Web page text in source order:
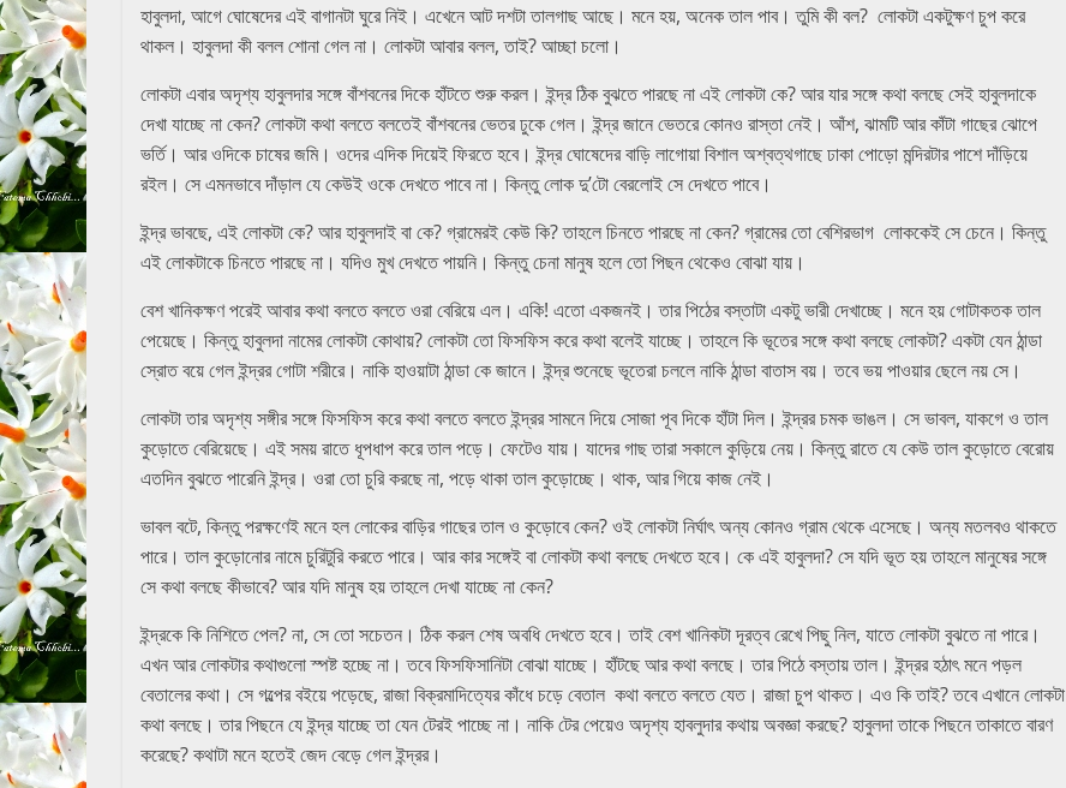
হাবুলদা, আগে ঘোষেদের এই বাগানটা ঘুরে নিই। এখেনে আট দশটা তালগাছ আছে। মনে হয়, অনেক তাল পাব। তুমি কী বল? লোকটা একটুক্ষণ চুপ করে
থাকল। হাবুলদা কী বলল শোনা গেল না। লোকটা আবার বলল, তাই? আচ্ছা চলো।
লোকটা এবার অদৃশ্য হাবুলদার সঙ্গে বাঁশবনের দিকে হাঁটতে শুরু করল। ইন্দ্র ঠিক বুঝতে পারছে না এই লোকটা কে? আর যার সঙ্গে কথা বলছে সেই হাবুলদাকে
দেখা যাচ্ছে না কেন? লোকটা কথা বলতে বলতেই বাঁশবনের ভেতর ঢুকে গেল। ইন্দ্র জানে ভেতরে কোনও রাস্তা নেই। আঁশ, ঝামটি আর কাঁটা গাছের ঝোপে
ভর্তি। আর ওদিকে চাষের জমি। ওদের এদিক দিয়েই ফিরতে হবে। ইন্দ্র ঘোষেদের বাড়ি লাগোয়া বিশাল অশ্বত্থগাছে ঢাকা পোড়ো মন্দিরটার পাশে দাঁড়িয়ে
রইল। সে এমনভাবে দাঁড়াল যে কেউই ওকে দেখতে পাবে না। কিন্তু লোক দু’টো বেরলোই সে দেখতে পাবে।
ইন্দ্র ভাবছে, এই লোকটা কে? আর হাবুলদাই বা কে? গ্রামেরই কেউ কি? তাহলে চিনতে পারছে না কেন? গ্রামের তো বেশিরভাগ লোককেই সে চেনে। কিন্তু
এই লোকটাকে চিনতে পারছে না। যদিও মুখ দেখতে পায়নি। কিন্তু চেনা মানুষ হলে তো পিছন থেকেও বোঝা যায়।
বেশ খানিকক্ষণ পরেই আবার কথা বলতে বলতে ওরা বেরিয়ে এল। একি! এতো একজনই। তার পিঠের বস্তাটা একটু ভারী দেখাচ্ছে। মনে হয় গোটাকতক তাল
পেয়েছে। কিন্তু হাবুলদা নামের লোকটা কোথায়? লোকটা তো ফিসফিস করে কথা বলেই যাচ্ছে। তাহলে কি ভূতের সঙ্গে কথা বলছে লোকটা? একটা যেন ঠান্ডা
স্রোত বয়ে গেল ইন্দ্রর গোটা শরীরে। নাকি হাওয়াটা ঠান্ডা কে জানে। ইন্দ্র শুনেছে ভূতেরা চললে নাকি ঠান্ডা বাতাস বয়। তবে ভয় পাওয়ার ছেলে নয় সে।
লোকটা তার অদৃশ্য সঙ্গীর সঙ্গে ফিসফিস করে কথা বলতে বলতে ইন্দ্রর সামনে দিয়ে সোজা পূব দিকে হাঁটা দিল। ইন্দ্রর চমক ভাঙল। সে ভাবল, যাকগে ও তাল
কুড়োতে বেরিয়েছে। এই সময় রাতে ধূপধাপ করে তাল পড়ে। ফেটেও যায়। যাদের গাছ তারা সকালে কুড়িয়ে নেয়। কিন্তু রাতে যে কেউ তাল কুড়োতে বেরোয়
এতদিন বুঝতে পারেনি ইন্দ্র। ওরা তো চুরি করছে না, পড়ে থাকা তাল কুড়োচ্ছে। থাক, আর গিয়ে কাজ নেই।
ভাবল বটে, কিন্তু পরক্ষণেই মনে হল লোকের বাড়ির গাছের তাল ও কুড়োবে কেন? ওই লোকটা নির্ঘাৎ অন্য কোনও গ্রাম থেকে এসেছে। অন্য মতলবও থাকতে
পারে। তাল কুড়োনোর নামে চুরিটুরি করতে পারে। আর কার সঙ্গেই বা লোকটা কথা বলছে দেখতে হবে। কে এই হাবুলদা? সে যদি ভূত হয় তাহলে মানুষের সঙ্গে
সে কথা বলছে কীভাবে? আর যদি মানুষ হয় তাহলে দেখা যাচ্ছে না কেন?
ইন্দ্রকে কি নিশিতে পেল? না, সে তো সচেতন। ঠিক করল শেষ অবধি দেখতে হবে। তাই বেশ খানিকটা দূরত্ব রেখে পিছু নিল, যাতে লোকটা বুঝতে না পারে।
এখন আর লোকটার কথাগুলো স্পষ্ট হচ্ছে না। তবে ফিসফিসানিটা বোঝা যাচ্ছে। হাঁটছে আর কথা বলছে। তার পিঠে বস্তায় তাল। ইন্দ্রর হঠাৎ মনে পড়ল
বেতালের কথা। সে গল্পের বইয়ে পড়েছে, রাজা বিক্রমাদিত্যের কাঁধে চড়ে বেতাল কথা বলতে বলতে যেত। রাজা চুপ থাকত। এও কি তাই? তবে এখানে লোকটা
কথা বলছে। তার পিছনে যে ইন্দ্র যাচ্ছে তা যেন টেরই পাচ্ছে না। নাকি টের পেয়েও অদৃশ্য হাবলুদার কথায় অবজ্ঞা করছে? হাবুলদা তাকে পিছনে তাকাতে বারণ
করেছে? কথাটা মনে হতেই জেদ বেড়ে গেল ইন্দ্রর।